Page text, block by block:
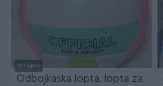
Dostupno
Odbojkaska lopta, lopta za